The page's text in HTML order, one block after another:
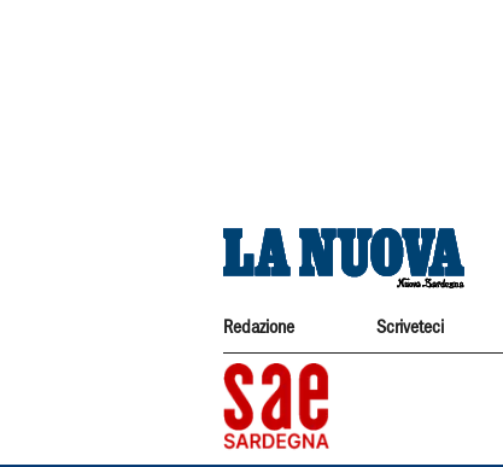
Redazione Scriveteci